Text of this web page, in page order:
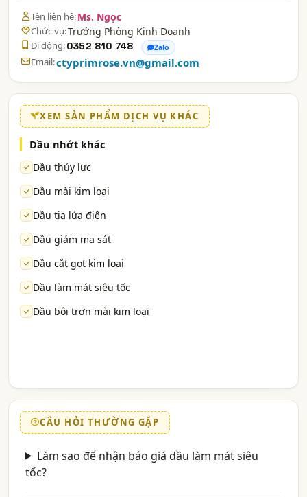
Tên liên hệ:Ms. Ngọc
Chức vụ:Trưởng Phòng Kinh Doanh
Di động:0352 810 748 Zalo
Email:ctyprimrose.vn@gmail.com
XEM SẢN PHẨM DỊCH VỤ KHÁC
Dầu nhớt khác
Dầu thủy lực
Dầu mài kim loại
Dầu tia lửa điện
Dầu giảm ma sát
Dầu cắt gọt kim loại
Dầu làm mát siêu tốc
Dầu bôi trơn mài kim loại
CÂU HỎI THƯỜNG GẶP
Làm sao để nhận báo giá dầu làm mát siêu
tốc?